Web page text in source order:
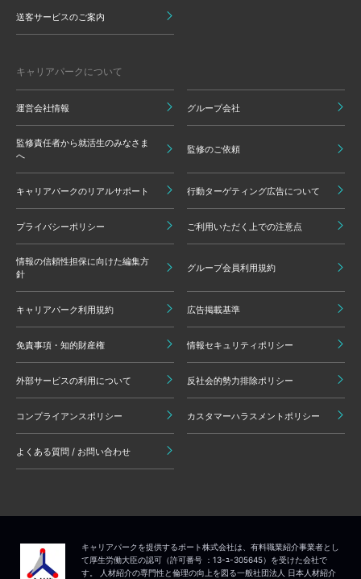
送客サービスのご案内
キャリアパークについて
運営会社情報 グループ会社
監修責任者から就活生のみなさま
へ
監修のご依頼
キャリアパークのリアルサポート 行動ターゲティング広告について
プライバシーポリシー ご利用いただく上での注意点
情報の信頼性担保に向けた編集方
針
グループ会員利用規約
キャリアパーク利用規約 広告掲載基準
免責事項・知的財産権 情報セキュリティポリシー
外部サービスの利用について 反社会的勢力排除ポリシー
コンプライアンスポリシー カスタマーハラスメントポリシー
よくある質問 / お問い合わせ